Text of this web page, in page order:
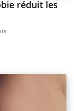
réduit les